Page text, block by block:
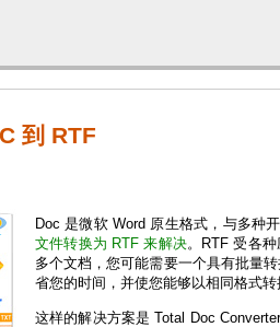
到 RTF
Doc 是微软 Word 原生格式，与多种
文件转换为 RTF 来解决。RTF 受各
多个文档，您可能需要一个具有批量
省您的时间，并使您能够以相同格式转
这样的解决方案是 Total Doc